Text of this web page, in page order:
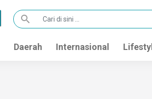
search
Daerah Internasional